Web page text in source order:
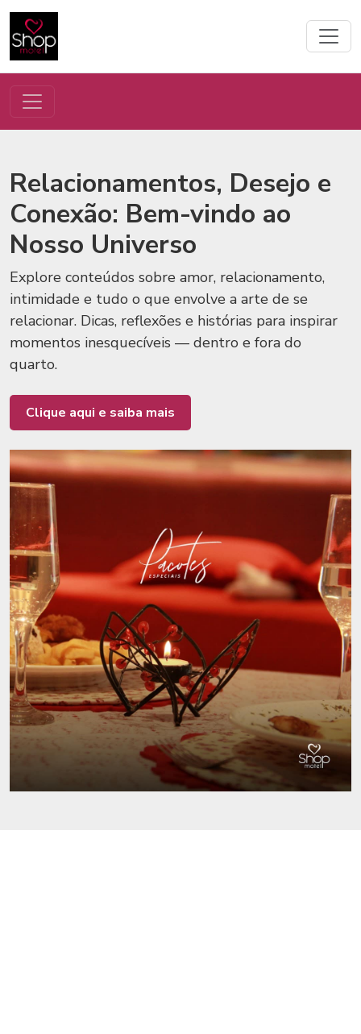
Relacionamentos, Desejo e
Conexão: Bem-vindo ao
Nosso Universo
Explore conteúdos sobre amor, relacionamento,
intimidade e tudo o que envolve a arte de se
relacionar. Dicas, reflexões e histórias para inspirar
momentos inesquecíveis — dentro e fora do
quarto.
Clique aqui e saiba mais